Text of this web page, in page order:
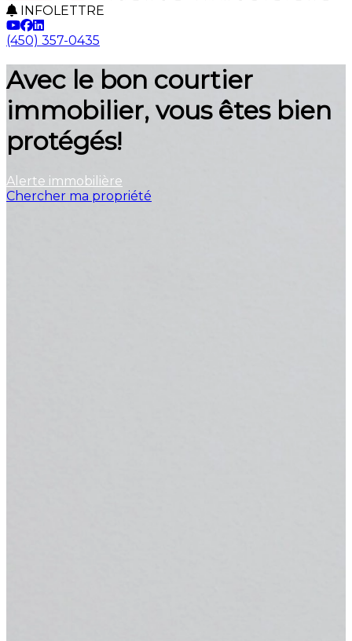
INFOLETTRE
(450) 357-0435
Avec le bon courtier
immobilier, vous êtes bien
protégés!
Alerte immobilière
Chercher ma propriété